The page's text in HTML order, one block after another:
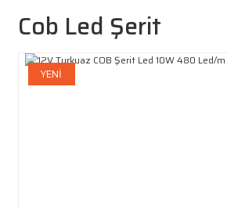
Cob Led Şerit
YENİ